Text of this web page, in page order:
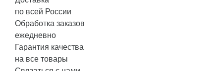
по всей России
Обработка заказов
ежедневно
Гарантия качества
на все товары